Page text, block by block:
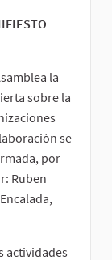
la
sobre la
se
por
Ruben
actividades